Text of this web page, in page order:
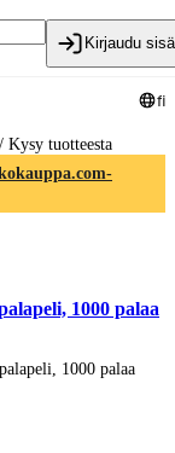
Kirjaudu
fi
/ Kysy tuotteesta
1000 palaa
1000 palaa